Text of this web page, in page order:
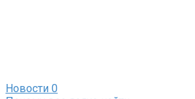
Новости 0